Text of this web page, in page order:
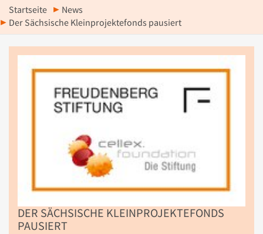
Startseite
News
Der Sächsische Kleinprojektefonds pausiert
DER SÄCHSISCHE KLEINPROJEKTEFONDS
PAUSIERT